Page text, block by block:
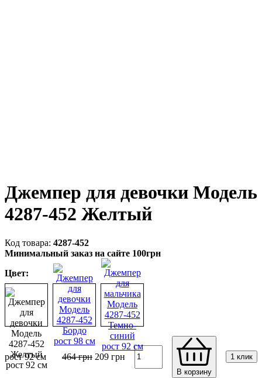
Джемпер для девочки Модель
4287-452 Желтый
4287-452
Минимальный заказ на сайте 100грн
Цвет:
рост 92 см 464грн 209 грн
В корзину
1 клик